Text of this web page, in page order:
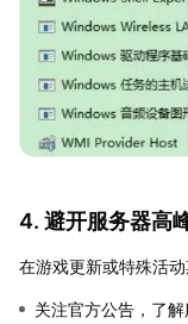
4. 避开服务器高
在游戏更新或特殊活
关注官方公告，了